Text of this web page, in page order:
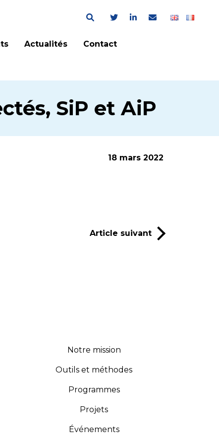
Actualités Contact
SiP et AiP
18 mars 2022
Article suivant
Notre mission
Outils et méthodes
Programmes
Projets
Événements